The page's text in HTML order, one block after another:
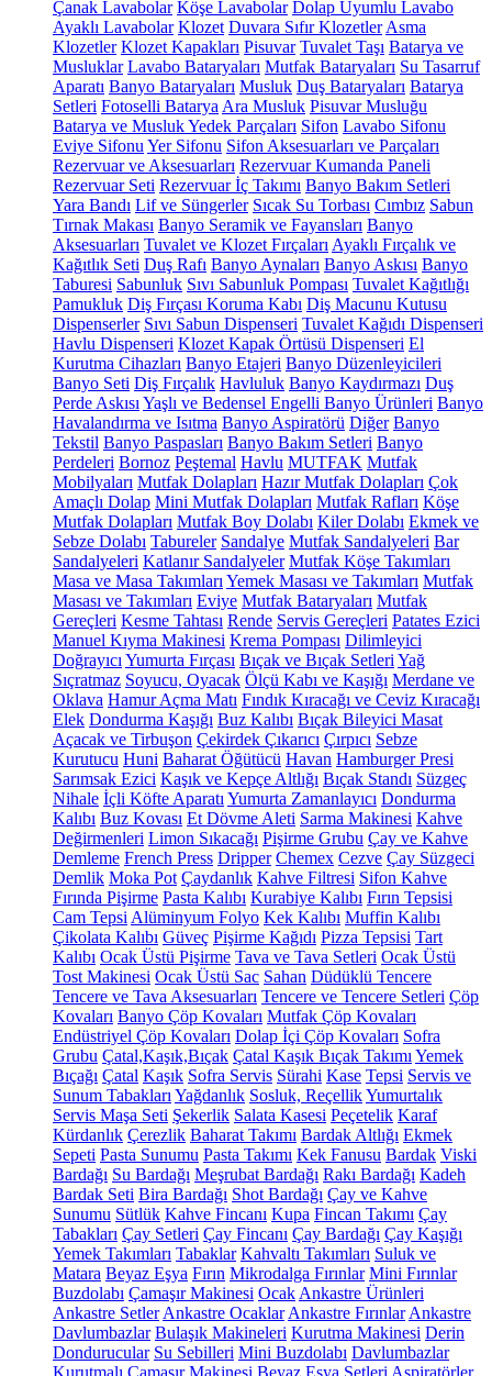
Çanak Lavabolar Köşe Lavabolar Dolap Uyumlu Lavabo
Ayaklı Lavabolar Klozet Duvara Sıfır Klozetler Asma
Klozetler Klozet Kapakları Pisuvar Tuvalet Taşı Batarya ve
Musluklar Lavabo Bataryaları Mutfak Bataryaları Su Tasarruf
Aparatı Banyo Bataryaları Musluk Duş Bataryaları Batarya
Setleri Fotoselli Batarya Ara Musluk Pisuvar Musluğu
Batarya ve Musluk Yedek Parçaları Sifon Lavabo Sifonu
Eviye Sifonu Yer Sifonu Sifon Aksesuarları ve Parçaları
Rezervuar ve Aksesuarları Rezervuar Kumanda Paneli
Rezervuar Seti Rezervuar İç Takımı Banyo Bakım Setleri
Yara Bandı Lif ve Süngerler Sıcak Su Torbası Cımbız Sabun
Tırnak Makası Banyo Seramik ve Fayansları Banyo
Aksesuarları Tuvalet ve Klozet Fırçaları Ayaklı Fırçalık ve
Kağıtlık Seti Duş Rafı Banyo Aynaları Banyo Askısı Banyo
Taburesi Sabunluk Sıvı Sabunluk Pompası Tuvalet Kağıtlığı
Pamukluk Diş Fırçası Koruma Kabı Diş Macunu Kutusu
Dispenserler Sıvı Sabun Dispenseri Tuvalet Kağıdı Dispenseri
Havlu Dispenseri Klozet Kapak Örtüsü Dispenseri El
Kurutma Cihazları Banyo Etajeri Banyo Düzenleyicileri
Banyo Seti Diş Fırçalık Havluluk Banyo Kaydırmazı Duş
Perde Askısı Yaşlı ve Bedensel Engelli Banyo Ürünleri Banyo
Havalandırma ve Isıtma Banyo Aspiratörü Diğer Banyo
Tekstil Banyo Paspasları Banyo Bakım Setleri Banyo
Perdeleri Bornoz Peştemal Havlu MUTFAK Mutfak
Mobilyaları Mutfak Dolapları Hazır Mutfak Dolapları Çok
Amaçlı Dolap Mini Mutfak Dolapları Mutfak Rafları Köşe
Mutfak Dolapları Mutfak Boy Dolabı Kiler Dolabı Ekmek ve
Sebze Dolabı Tabureler Sandalye Mutfak Sandalyeleri Bar
Sandalyeleri Katlanır Sandalyeler Mutfak Köşe Takımları
Masa ve Masa Takımları Yemek Masası ve Takımları Mutfak
Masası ve Takımları Eviye Mutfak Bataryaları Mutfak
Gereçleri Kesme Tahtası Rende Servis Gereçleri Patates Ezici
Manuel Kıyma Makinesi Krema Pompası Dilimleyici
Doğrayıcı Yumurta Fırçası Bıçak ve Bıçak Setleri Yağ
Sıçratmaz Soyucu, Oyacak Ölçü Kabı ve Kaşığı Merdane ve
Oklava Hamur Açma Matı Fındık Kıracağı ve Ceviz Kıracağı
Elek Dondurma Kaşığı Buz Kalıbı Bıçak Bileyici Masat
Açacak ve Tirbuşon Çekirdek Çıkarıcı Çırpıcı Sebze
Kurutucu Huni Baharat Öğütücü Havan Hamburger Presi
Sarımsak Ezici Kaşık ve Kepçe Altlığı Bıçak Standı Süzgeç
Nihale İçli Köfte Aparatı Yumurta Zamanlayıcı Dondurma
Kalıbı Buz Kovası Et Dövme Aleti Sarma Makinesi Kahve
Değirmenleri Limon Sıkacağı Pişirme Grubu Çay ve Kahve
Demleme French Press Dripper Chemex Cezve Çay Süzgeci
Demlik Moka Pot Çaydanlık Kahve Filtresi Sifon Kahve
Fırında Pişirme Pasta Kalıbı Kurabiye Kalıbı Fırın Tepsisi
Cam Tepsi Alüminyum Folyo Kek Kalıbı Muffin Kalıbı
Çikolata Kalıbı Güveç Pişirme Kağıdı Pizza Tepsisi Tart
Kalıbı Ocak Üstü Pişirme Tava ve Tava Setleri Ocak Üstü
Tost Makinesi Ocak Üstü Sac Sahan Düdüklü Tencere
Tencere ve Tava Aksesuarları Tencere ve Tencere Setleri Çöp
Kovaları Banyo Çöp Kovaları Mutfak Çöp Kovaları
Endüstriyel Çöp Kovaları Dolap İçi Çöp Kovaları Sofra
Grubu Çatal,Kaşık,Bıçak Çatal Kaşık Bıçak Takımı Yemek
Bıçağı Çatal Kaşık Sofra Servis Sürahi Kase Tepsi Servis ve
Sunum Tabakları Yağdanlık Sosluk, ReçellikYumurtalık
Servis Maşa Seti Şekerlik Salata Kasesi Peçetelik Karaf
Kürdanlık Çerezlik Baharat Takımı Bardak Altlığı Ekmek
Sepeti Pasta Sunumu Pasta Takımı Kek Fanusu Bardak Viski
Bardağı Su Bardağı Meşrubat Bardağı Rakı Bardağı Kadeh
Bardak Seti Bira Bardağı Shot Bardağı Çay ve Kahve
Sunumu Sütlük Kahve Fincanı Kupa Fincan Takımı Çay
Tabakları Çay Setleri Çay Fincanı Çay Bardağı Çay Kaşığı
Yemek Takımları Tabaklar Kahvaltı Takımları Suluk ve
Matara Beyaz Eşya Fırın Mikrodalga Fırınlar Mini Fırınlar
Buzdolabı Çamaşır Makinesi Ocak Ankastre Ürünleri
Ankastre Setler Ankastre Ocaklar Ankastre Fırınlar Ankastre
Davlumbazlar Bulaşık Makineleri Kurutma Makinesi Derin
Dondurucular Su Sebilleri Mini Buzdolabı Davlumbazlar
Kurutmalı Çamaşır Makinesi Beyaz Eşya Setleri Aspiratörler